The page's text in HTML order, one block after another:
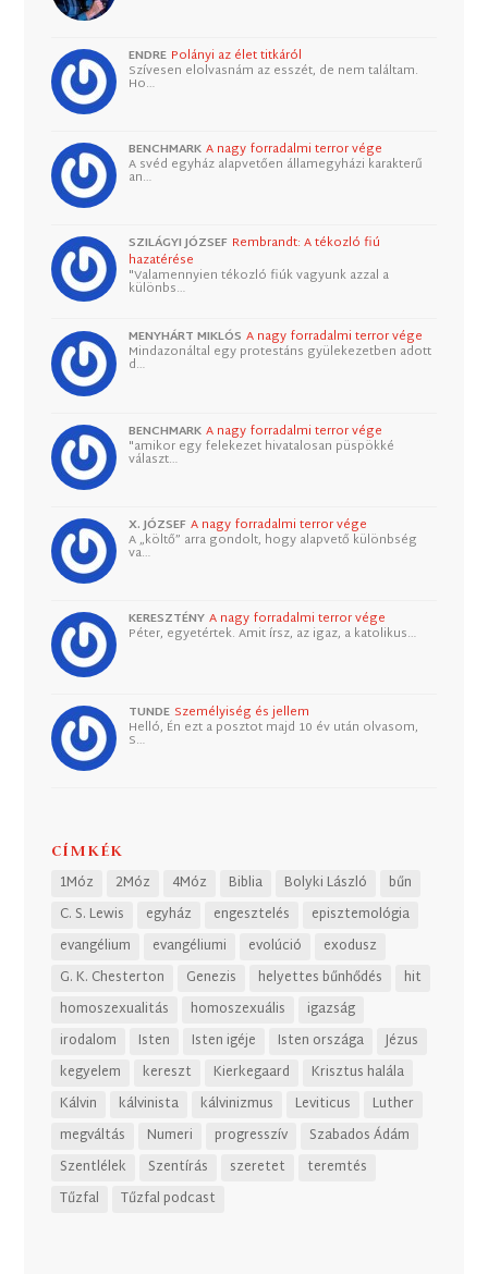
ENDRE Polányi az élet titkáról
Szívesen elolvasnám az esszét, de nem találtam.
Ho…
BENCHMARK A nagy forradalmi terror vége
A svéd egyház alapvetően államegyházi karakterű
an…
SZILÁGYI JÓZSEF Rembrandt: A tékozló fiú
hazatérése
"Valamennyien tékozló fiúk vagyunk azzal a
különbs…
MENYHÁRT MIKLÓS A nagy forradalmi terror vége
Mindazonáltal egy protestáns gyülekezetben adott
d…
BENCHMARK A nagy forradalmi terror vége
"amikor egy felekezet hivatalosan püspökké
választ…
X. JÓZSEF A nagy forradalmi terror vége
A „költő” arra gondolt, hogy alapvető különbség
va…
KERESZTÉNY A nagy forradalmi terror vége
Péter, egyetértek. Amit írsz, az igaz, a katolikus…
TUNDE Személyiség és jellem
Helló, Én ezt a posztot majd 10 év után olvasom,
S…
CÍMKÉK
1Móz 2Móz 4Móz Biblia Bolyki László
bűn
C. S. Lewis
egyház engesztelés
episztemológia
evangélium
evangéliumi evolúció
exodusz
G. K. Chesterton
Genezis helyettes bűnhődés
hit
homoszexualitás
homoszexuális
igazság
irodalom
Isten Isten igéje Isten országa
Jézus
kegyelem
kereszt Kierkegaard
Krisztus halála
Kálvin
kálvinista kálvinizmus Leviticus
Luther
megváltás
Numeri progresszív
Szabados Ádám
Szentlélek
Szentírás szeretet
teremtés
Tűzfal
Tűzfal podcast